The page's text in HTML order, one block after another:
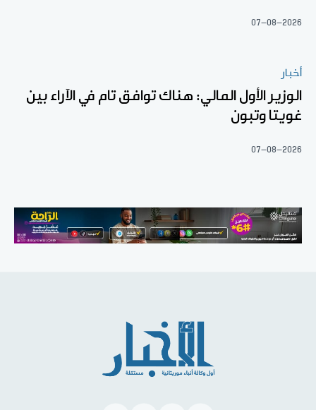
07-08-2026
أخبار
الوزير الأول المالي: هناك توافق تام في الآراء بين
غويتا وتبون
07-08-2026